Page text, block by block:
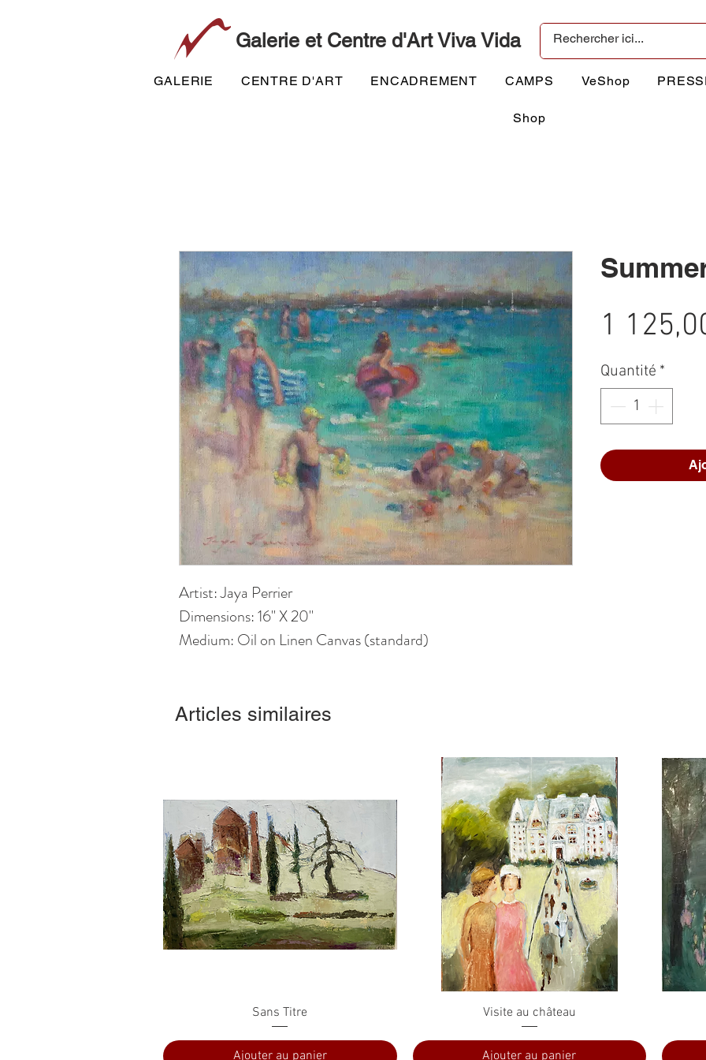
Galerie et Centre d'Art Viva Vida
GALERIE CENTRE D'ART ENCADREMENT CAMPS VeShop
Shop
Artist: Jaya Perrier
Dimensions: 16" X 20"
Medium: Oil on Linen Canvas (standard)
1
Quantité *
Articles similaires
Aperçu rapide
Sans Titre
Ajouter au panier
Aperçu rapide
Visite au château
Ajouter au panier